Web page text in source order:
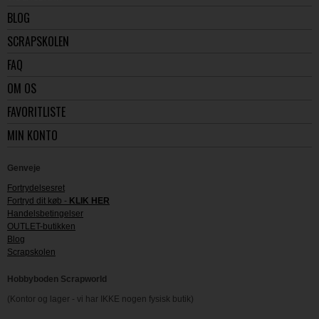
BLOG
SCRAPSKOLEN
FAQ
OM OS
FAVORITLISTE
MIN KONTO
Genveje
Fortrydelsesret
Fortryd dit køb - KLIK HER
Handelsbetingelser
OUTLET-butikken
Blog
Scrapskolen
Hobbyboden Scrapworld
(Kontor og lager - vi har IKKE nogen fysisk butik)